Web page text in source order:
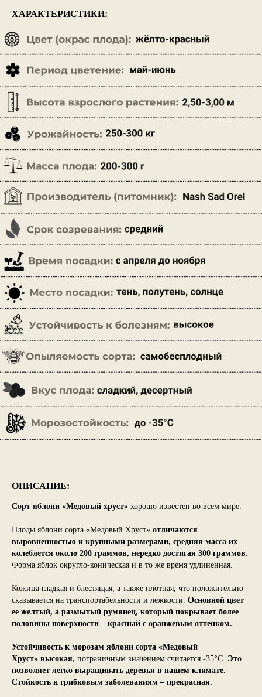
ХАРАКТЕРИСТИКИ:
ОПИСАНИЕ:
Сорт яблони «Медовый хруст» хорошо известен во всем мире.
Плоды яблони сорта «Медовый Хруст» отличаются
выровненностью и крупными размерами, средняя масса их
колеблется около 200 граммов, нередко достигая 300 граммов.
Форма яблок округло-коническая и в то же время удлиненная.
Кожица гладкая и блестящая, а также плотная, что положительно
сказывается на транспортабельности и лежкости. Основной цвет
ее желтый, а размытый румянец, который покрывает более
половины поверхности – красный с оранжевым оттенком.
Устойчивость к морозам яблони сорта «Медовый
Хруст» высокая, пограничным значением считается -35°С. Это
позволяет легко выращивать деревья в нашем климате.
Стойкость к грибковым заболеваниям – прекрасная.